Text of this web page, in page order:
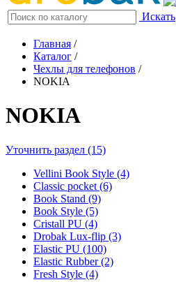
Искать
Главная /
Каталог /
Чехлы для телефонов /
NOKIA
NOKIA
Уточнить раздел (15)
Vellini Book Style (4)
Classic pocket (6)
Book Stand (9)
Book Style (5)
Cristall PU (4)
Drobak Lux-flip (3)
Elastic PU (100)
Elastic Rubber (2)
Fresh Style (4)